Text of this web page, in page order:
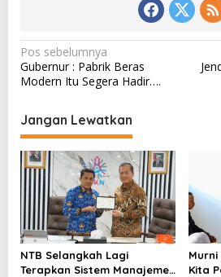
N
a
i
g
a
s
i
p
o
Pos sebelumnya
Gubernur : Pabrik Beras
Modern Itu Segera Hadir….
Jangan Lewatkan
NTB Selangkah Lagi
Terapkan Sistem Manajemen
Kita